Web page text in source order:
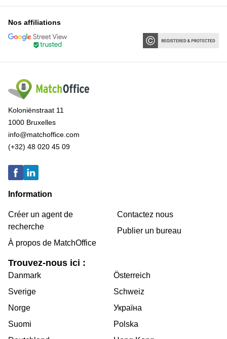
Nos affiliations
Koloniënstraat 11
1000 Bruxelles
info@matchoffice.com
(+32) 48 020 45 09
Information
Créer un agent de
recherche
À propos de MatchOffice
Contactez nous
Publier un bureau
Trouvez-nous ici :
Danmark
Sverige
Norge
Suomi
Österreich
Schweiz
Україна
Polska